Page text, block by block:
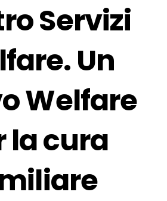
Servizi
Un
Welfare
la cura